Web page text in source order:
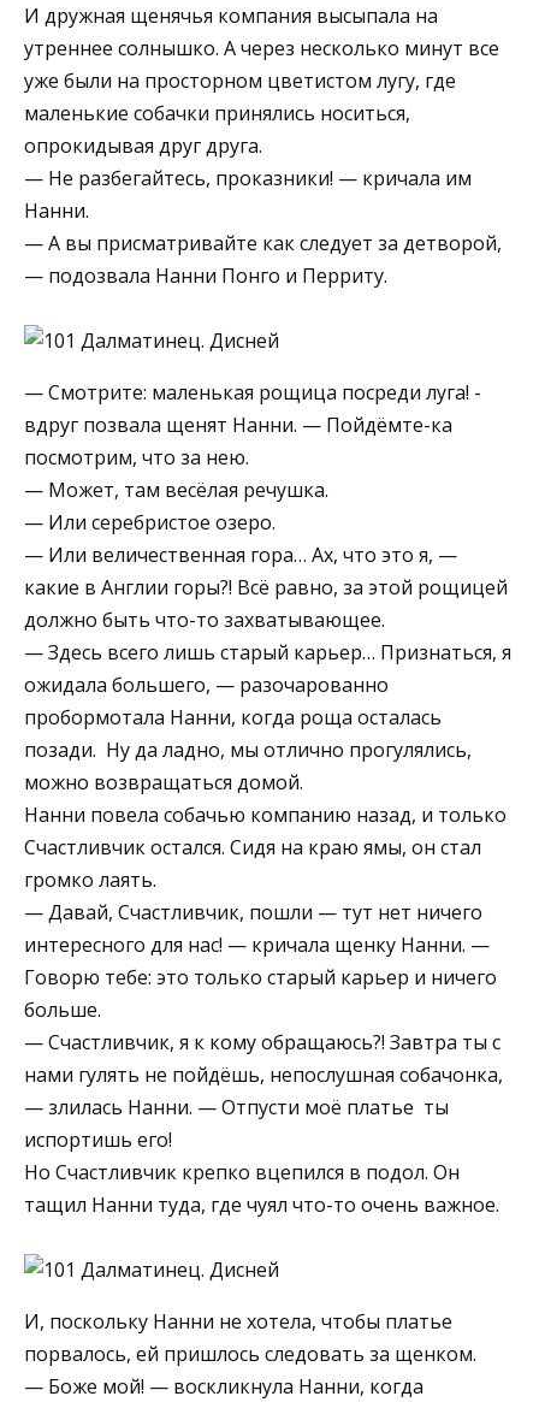
И дружная щенячья компания высыпала на
утреннее солнышко. А через несколько минут все
уже были на просторном цветистом лугу, где
маленькие собачки принялись носиться,
опрокидывая друг друга.
— Не разбегайтесь, проказники! — кричала им
Нанни.
— А вы присматривайте как следует за детворой,
— подозвала Нанни Понго и Перриту.
— Смотрите: маленькая рощица посреди луга! ­
вдруг позвала щенят Нанни. — Пойдёмте-ка
посмотрим, что за нею.
— Может, там весёлая речушка.
— Или серебристое озеро.
— Или величественная гopа… Ах, что это я, —
какие в Англии горы?! Всё равно, за этой рощицей
должно быть что-то захватывающее.
— Здесь всего лишь старый карьер… Признаться, я
ожидала большего, — разочарованно
пробормотала Нанни, когда роща осталась
позади. ­ Ну да ладно, мы отлично прогулялись,
можно возвращаться домой.
Нанни повела собачью компанию назад, и только
Счастливчик остался. Сидя на краю ямы, он стал
громко лаять.
— Давай, Счастливчик, пошли — тут нет ничего
интересного для нас! — кричала щенку Нанни. —
Говорю тебе: это только старый карьер и ничего
больше.
— Счастливчик, я к кому обращаюсь?! Завтра ты с
нами гулять не пойдёшь, непослушная собачонка,
— злилась Нанни. — Отпусти моё платье ­ ты
испортишь его!
Но Счастливчик крепко вцепился в подол. Он
тащил Нанни туда, где чуял что-то очень важное.
И, поскольку Нанни не хотела, чтобы платье
порвалось, ей пришлось следовать за щенком.
— Боже мой! — воскликнула Нанни, когда